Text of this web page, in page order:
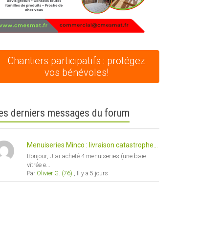
Chantiers participatifs : protégez
vos bénévoles!
derniers messages du forum
Menuiseries Minco : livraison catastrophe...
Bonjour, J'ai acheté 4 menuiseries (une baie
vitrée e...
Par Olivier G. (76) Il y a 5 jours